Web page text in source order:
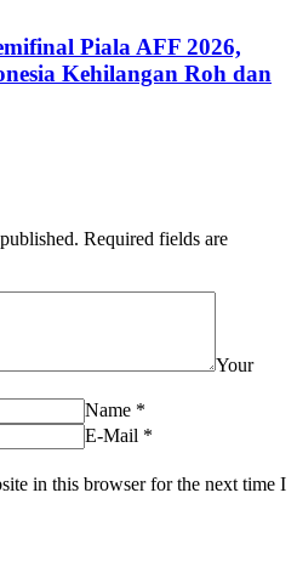
Piala AFF 2026,
Kehilangan Roh dan
Required fields are
Your
Name *
E-Mail *
in this browser for the next time I